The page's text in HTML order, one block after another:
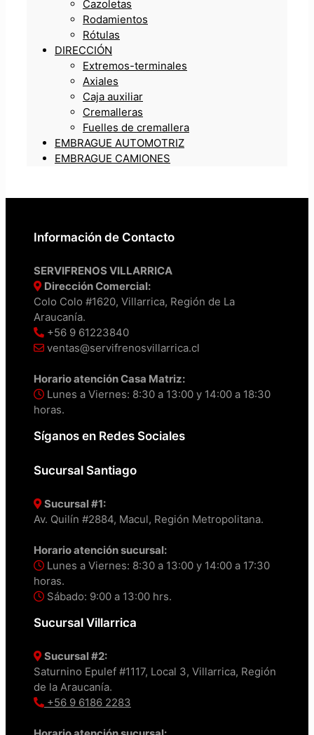
Cazoletas
Rodamientos
Rótulas
DIRECCIÓN
Extremos-terminales
Axiales
Caja auxiliar
Cremalleras
Fuelles de cremallera
EMBRAGUE AUTOMOTRIZ
EMBRAGUE CAMIONES
Información de Contacto
SERVIFRENOS VILLARRICA
Dirección Comercial:
Colo Colo #1620, Villarrica, Región de La
Araucanía.
+56 9 61223840
ventas@servifrenosvillarrica.cl
Horario atención Casa Matriz:
Lunes a Viernes: 8:30 a 13:00 y 14:00 a 18:30
horas.
Síganos en Redes Sociales
Sucursal Santiago
Sucursal #1:
Av. Quilín #2884, Macul, Región Metropolitana.
Horario atención sucursal:
Lunes a Viernes: 8:30 a 13:00 y 14:00 a 17:30
horas.
Sábado: 9:00 a 13:00 hrs.
Sucursal Villarrica
Sucursal #2:
Saturnino Epulef #1117, Local 3, Villarrica, Región
de la Araucanía.
+56 9 6186 2283